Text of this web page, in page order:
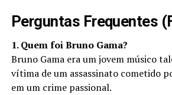
Perguntas Frequentes
1. Quem foi Bruno Gama?
Bruno Gama era um jovem músico
vítima de um assassinato cometido
em um crime passional.